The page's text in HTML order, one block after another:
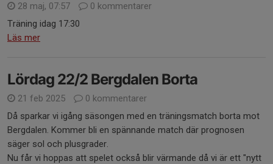
28 maj, 07:57
0 kommentarer
Träning idag 17:30
Läs mer
Lördag 22/2 Bergdalen Borta
21 feb 2025
0 kommentarer
Då sparkar vi igång säsongen med en träningsmatch borta mot
Bergdalen. Kommer bli en spännande match där prognosen
säger sol och plusgrader.
Nu får vi hoppas att spelet också blir värmande då vi är ett "nytt